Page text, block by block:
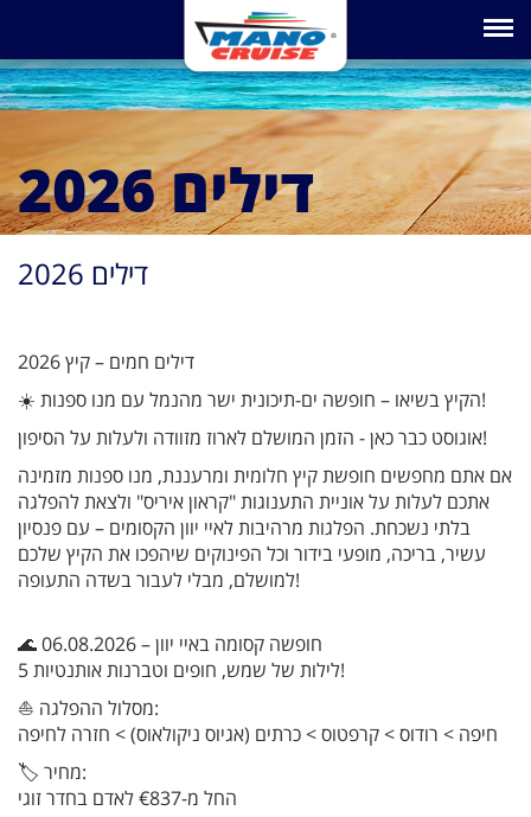
Toggle
דילים 2026
דילים 2026
דילים חמים – קיץ 2026
☀️ הקיץ בשיאו – חופשה ים-תיכונית ישר מהנמל עם מנו ספנות!
אוגוסט כבר כאן - הזמן המושלם לארוז מזוודה ולעלות על הסיפון!
אם אתם מחפשים חופשת קיץ חלומית ומרעננת, מנו ספנות מזמינה
אתכם לעלות על אוניית התענוגות "קראון איריס" ולצאת להפלגה
בלתי נשכחת. הפלגות מרהיבות לאיי יוון הקסומים – עם פנסיון
עשיר, בריכה, מופעי בידור וכל הפינוקים שיהפכו את הקיץ שלכם
למושלם, מבלי לעבור בשדה התעופה!
🌊 06.08.2026 – חופשה קסומה באיי יוון
5 לילות של שמש, חופים וטברנות אותנטיות!
⛵ מסלול ההפלגה:
חיפה > רודוס > קרפטוס > כרתים (אגיוס ניקולאוס) > חזרה לחיפה
🏷️ מחיר:
החל מ-€837 לאדם בחדר זוגי